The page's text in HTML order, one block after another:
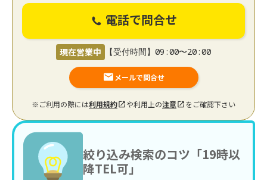
電話で問合せ
現在営業中 【受付時間】09:00〜20:00
メールで問合せ
※ご利用の際には利用規約 や利用上の注意 をご確認下さい
絞り込み検索のコツ「19時以
降TEL可」